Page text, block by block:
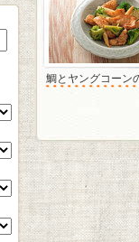
鯛とヤングコーン